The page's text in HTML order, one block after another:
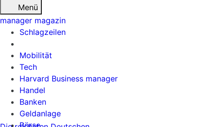
Menü
Schlagzeilen
Mobilität
Tech
Harvard Business manager
Handel
Banken
Geldanlage
Börse
manager magazin